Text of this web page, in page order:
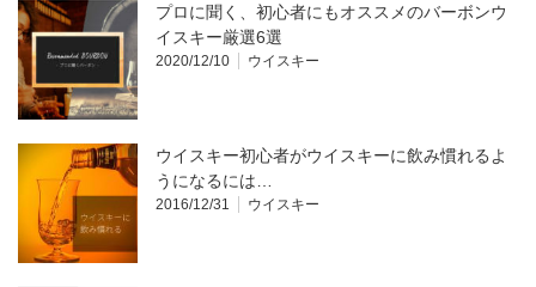
プロに聞く、初心者にもオススメのバーボンウ
イスキー厳選6選
2020/12/10 ウイスキー
ウイスキー初心者がウイスキーに飲み慣れるよ
うになるには…
2016/12/31 ウイスキー